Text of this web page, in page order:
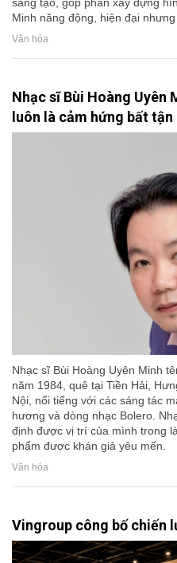
Minh năng động, hiện đại
Văn hóa
Nhạc sĩ Bùi Hoàng Uyên
luôn là cảm hứng bất tận
Nhạc sĩ Bùi Hoàng Uyên Minh
năm 1984, quê tại Tiền Hải,
Nội, nổi tiếng với các sáng tác
hương và dòng nhạc Bolero.
định được vị trí của mình trong
phẩm được khán giả yêu mến.
Văn hóa
Vingroup công bố chiến